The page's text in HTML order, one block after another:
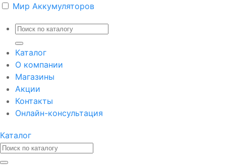
Мир Аккумуляторов
Каталог
О компании
Магазины
Акции
Контакты
Онлайн-консультация
Каталог